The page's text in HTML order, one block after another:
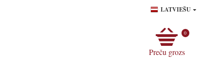
LATVIEŠU
Preču grozs
0